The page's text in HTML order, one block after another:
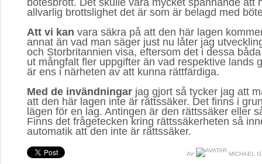
bötesbrott. Det skulle vara mycket spännande att
allvarlig brottslighet det är som är belagd med
Att vi kan vara säkra på att den här lagen
annat än vad man säger just nu låter jag
och Storbritannien visa, eftersom det i dessa
ut mångfalt fler uppgifter än vad respektive lands
är ens i närheten av att kunna rättfärdiga.
Med de invändningar jag gjort så tycker jag att
att den här lagen inte är rättssäker. Det finns i
lägen för en lag. Antingen är den rättssäker eller
Finns det frågetecken kring rättssäkerheten så
automatik att den inte är rättssäker.
AV MICHAEL